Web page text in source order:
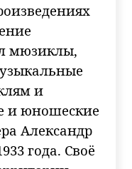
мюзиклы,
и
и юношеские
Александр
года. Своё